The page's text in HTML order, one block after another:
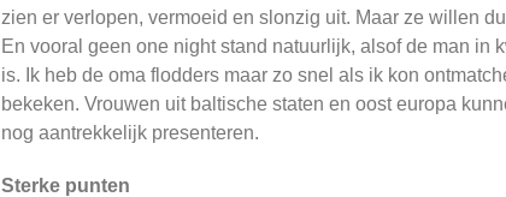
zien er verlopen, vermoeid en slonzig uit. Maar ze willen
En vooral geen one night stand natuurlijk, alsof de man in
is. Ik heb de oma flodders maar zo snel als ik kon
bekeken. Vrouwen uit baltische staten en oost europa
nog aantrekkelijk presenteren.
Sterke punten